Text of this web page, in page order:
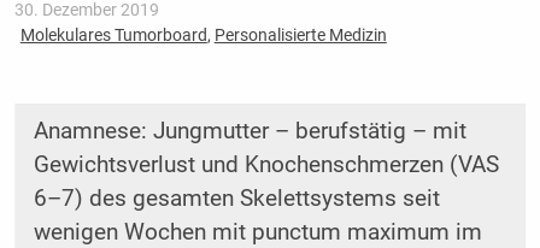
30. Dezember 2019
Molekulares Tumorboard, Personalisierte Medizin
Anamnese: Jungmutter – berufstätig – mit
Gewichtsverlust und Knochenschmerzen (VAS
6–7) des gesamten Skelettsystems seit
wenigen Wochen mit punctum maximum im